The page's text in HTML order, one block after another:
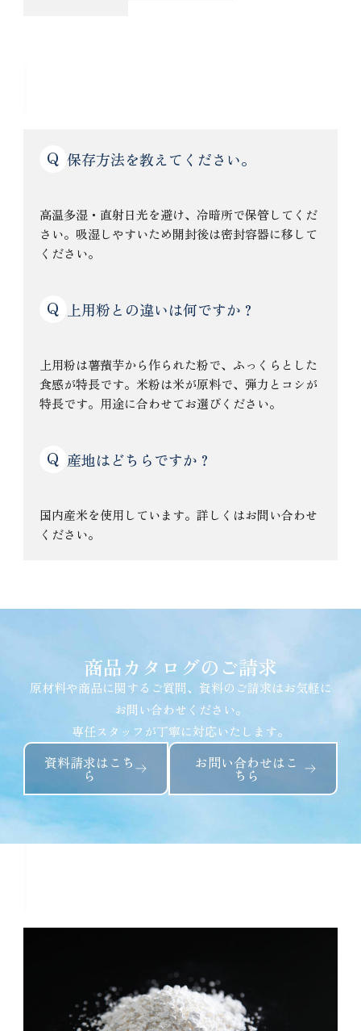
Q 保存方法を教えてください。
高温多湿・直射日光を避け、冷暗所で保管してくだ
さい。吸湿しやすいため開封後は密封容器に移して
ください。
Q 上用粉との違いは何ですか？
上用粉は薯蕷芋から作られた粉で、ふっくらとした
食感が特長です。米粉は米が原料で、弾力とコシが
特長です。用途に合わせてお選びください。
Q 産地はどちらですか？
国内産米を使用しています。詳しくはお問い合わせ
ください。
商品カタログのご請求
原材料や商品に関するご質問、資料のご請求はお気軽に
お問い合わせください。
専任スタッフが丁寧に対応いたします。
資料請求はこち
ら
お問い合わせはこ
ちら